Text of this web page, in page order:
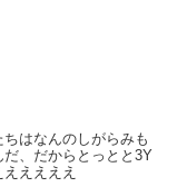
ちはなんのしがらみも
、だからとっとと3Y
ええええ